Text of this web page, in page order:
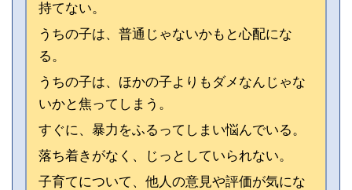
持てない。
うちの子は、普通じゃないかもと心配にな
る。
うちの子は、ほかの子よりもダメなんじゃな
いかと焦ってしまう。
すぐに、暴力をふるってしまい悩んでいる。
落ち着きがなく、じっとしていられない。
子育てについて、他人の意見や評価が気にな